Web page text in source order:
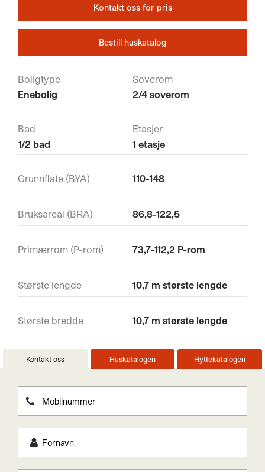
Kontakt oss for pris
Bestill huskatalog
Boligtype
Enebolig
Soverom
2/4 soverom
Bad
1/2 bad
Etasjer
1 etasje
Grunnflate (BYA) 110-148
Bruksareal (BRA) 86,8-122,5
Primærrom (P-rom) 73,7-112,2 P-rom
Største lengde 10,7 m største lengde
Største bredde 10,7 m største lengde
Kontakt oss Huskatalogen Hyttekatalogen